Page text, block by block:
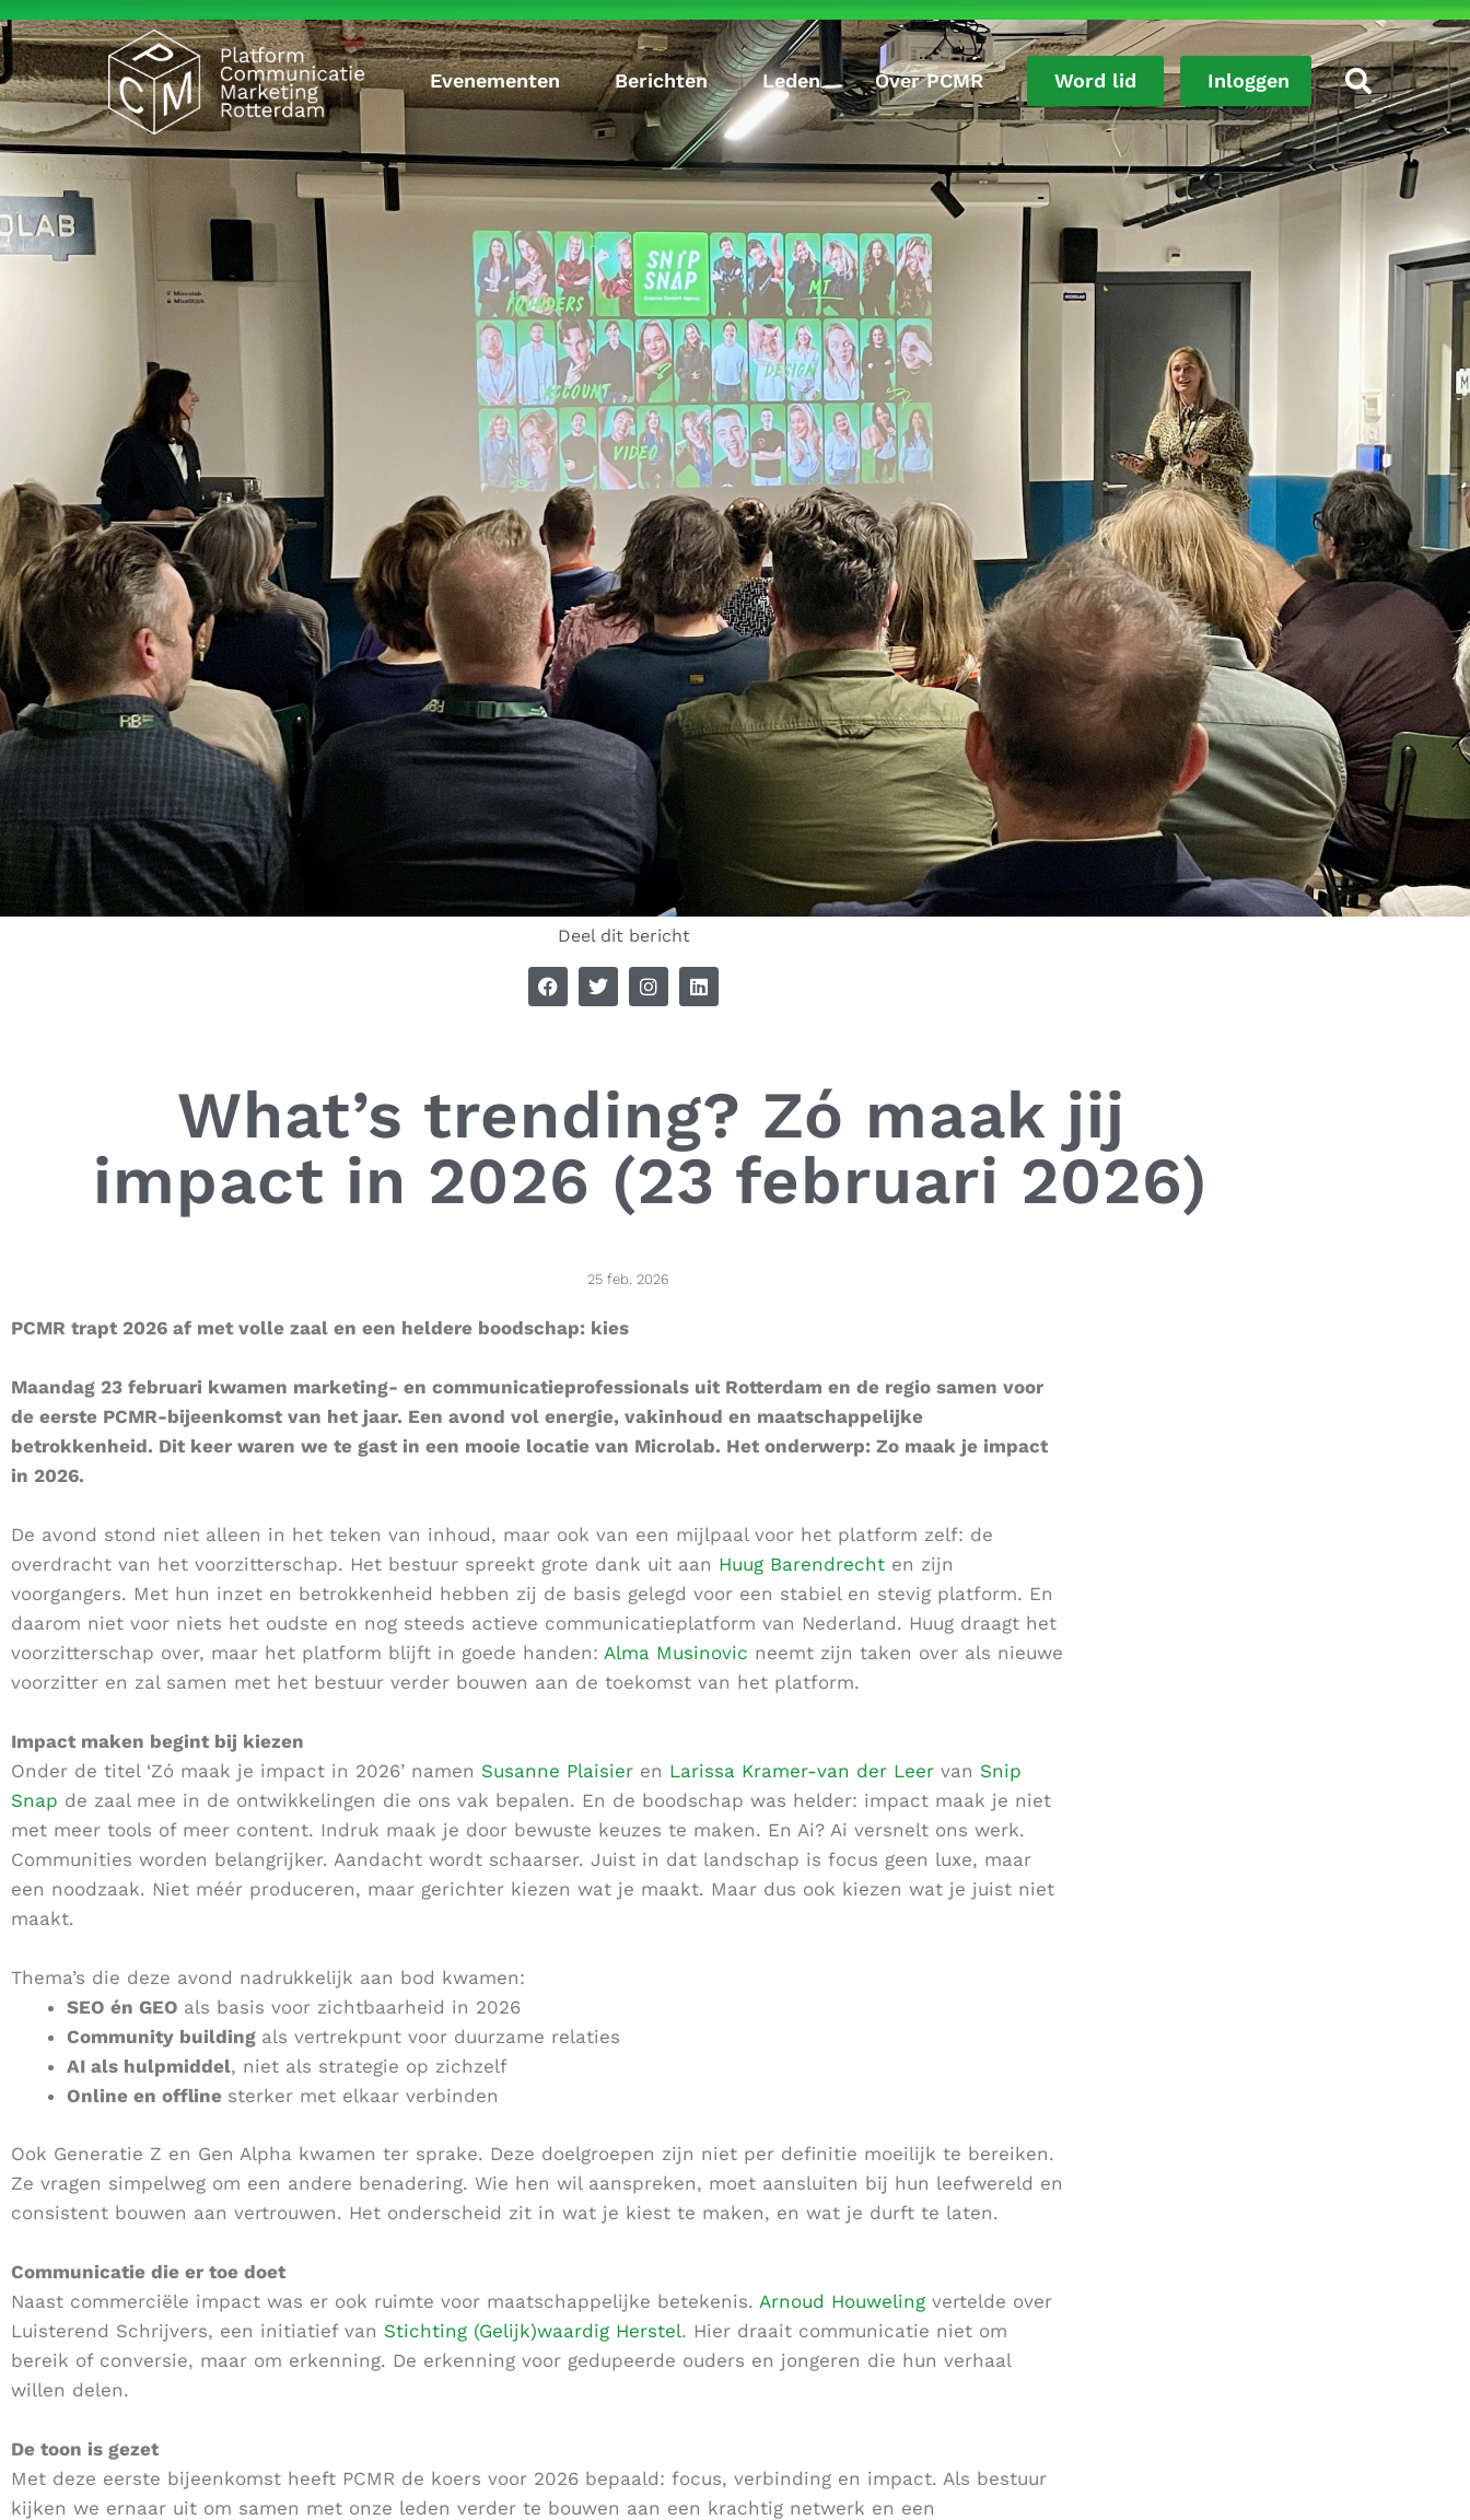
Evenementen Berichten Leden Over PCMR Word lid Inloggen
Deel dit bericht
What’s trending? Zó maak jij
impact in 2026 (23 februari 2026)
25 feb. 2026
PCMR trapt 2026 af met volle zaal en een heldere boodschap: kies
Maandag 23 februari kwamen marketing- en communicatieprofessionals uit Rotterdam en de regio samen voor
de eerste PCMR-bijeenkomst van het jaar. Een avond vol energie, vakinhoud en maatschappelijke
betrokkenheid. Dit keer waren we te gast in een mooie locatie van Microlab. Het onderwerp: Zo maak je impact
in 2026.
De avond stond niet alleen in het teken van inhoud, maar ook van een mijlpaal voor het platform zelf: de
overdracht van het voorzitterschap. Het bestuur spreekt grote dank uit aan Huug Barendrecht en zijn
voorgangers. Met hun inzet en betrokkenheid hebben zij de basis gelegd voor een stabiel en stevig platform. En
daarom niet voor niets het oudste en nog steeds actieve communicatieplatform van Nederland. Huug draagt het
voorzitterschap over, maar het platform blijft in goede handen: Alma Musinovic neemt zijn taken over als nieuwe
voorzitter en zal samen met het bestuur verder bouwen aan de toekomst van het platform.
Impact maken begint bij kiezen
Onder de titel ‘Zó maak je impact in 2026’ namen Susanne Plaisier en Larissa Kramer-van der Leer van Snip
Snap de zaal mee in de ontwikkelingen die ons vak bepalen. En de boodschap was helder: impact maak je niet
met meer tools of meer content. Indruk maak je door bewuste keuzes te maken. En Ai? Ai versnelt ons werk.
Communities worden belangrijker. Aandacht wordt schaarser. Juist in dat landschap is focus geen luxe, maar
een noodzaak. Niet méér produceren, maar gerichter kiezen wat je maakt. Maar dus ook kiezen wat je juist niet
maakt.
Thema’s die deze avond nadrukkelijk aan bod kwamen:
SEO én GEO als basis voor zichtbaarheid in 2026
Community building als vertrekpunt voor duurzame relaties
AI als hulpmiddel, niet als strategie op zichzelf
Online en offline sterker met elkaar verbinden
Ook Generatie Z en Gen Alpha kwamen ter sprake. Deze doelgroepen zijn niet per definitie moeilijk te bereiken.
Ze vragen simpelweg om een andere benadering. Wie hen wil aanspreken, moet aansluiten bij hun leefwereld en
consistent bouwen aan vertrouwen. Het onderscheid zit in wat je kiest te maken, en wat je durft te laten.
Communicatie die er toe doet
Naast commerciële impact was er ook ruimte voor maatschappelijke betekenis. Arnoud Houweling vertelde over
Luisterend Schrijvers, een initiatief van Stichting (Gelijk)waardig Herstel. Hier draait communicatie niet om
bereik of conversie, maar om erkenning. De erkenning voor gedupeerde ouders en jongeren die hun verhaal
willen delen.
De toon is gezet
Met deze eerste bijeenkomst heeft PCMR de koers voor 2026 bepaald: focus, verbinding en impact. Als bestuur
kijken we ernaar uit om samen met onze leden verder te bouwen aan een krachtig netwerk en een